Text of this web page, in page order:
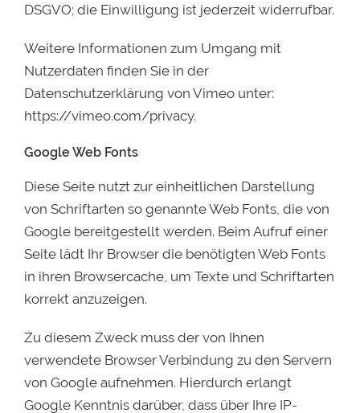
DSGVO; die Einwilligung ist jederzeit widerrufbar.
Weitere Informationen zum Umgang mit
Nutzerdaten finden Sie in der
Datenschutzerklärung von Vimeo unter:
https://vimeo.com/privacy.
Google Web Fonts
Diese Seite nutzt zur einheitlichen Darstellung
von Schriftarten so genannte Web Fonts, die von
Google bereitgestellt werden. Beim Aufruf einer
Seite lädt Ihr Browser die benötigten Web Fonts
in ihren Browsercache, um Texte und Schriftarten
korrekt anzuzeigen.
Zu diesem Zweck muss der von Ihnen
verwendete Browser Verbindung zu den Servern
von Google aufnehmen. Hierdurch erlangt
Google Kenntnis darüber, dass über Ihre IP-